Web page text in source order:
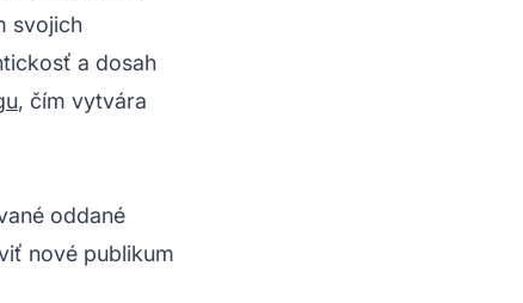
svojich
a dosah
, čím vytvára
oddané
nové publikum